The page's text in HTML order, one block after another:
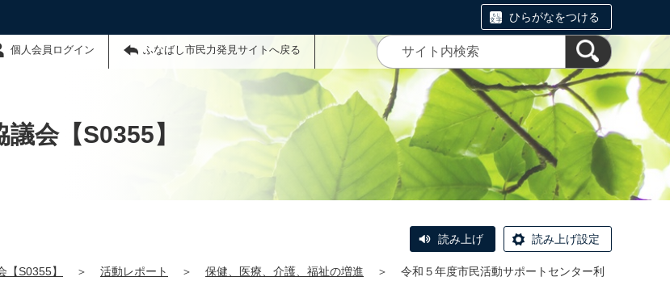
ひらがなをつける
個人会員ログイン ふなばし市民力発見サイトへ戻る
会【S0355】
読み上げ 読み上げ設定
S0355】 ＞ 活動レポート ＞ 保健、医療、介護、福祉の増進 ＞
令和５年度市民活動サポートセンター利